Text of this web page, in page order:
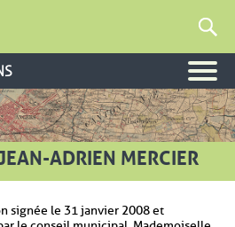
ADRIEN MERCIER
signée le 31 janvier 2008 et